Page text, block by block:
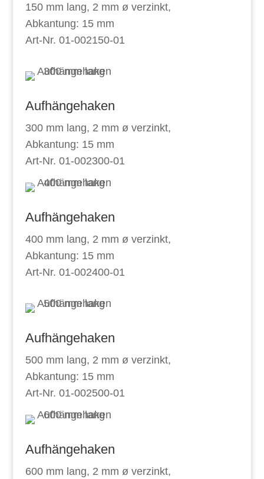
150 mm lang, 2 mm ø verzinkt,
Abkantung: 15 mm
Art-Nr. 01-002150-01
Aufhängehaken
300 mm lang, 2 mm ø verzinkt,
Abkantung: 15 mm
Art-Nr. 01-002300-01
Aufhängehaken
400 mm lang, 2 mm ø verzinkt,
Abkantung: 15 mm
Art-Nr. 01-002400-01
Aufhängehaken
500 mm lang, 2 mm ø verzinkt,
Abkantung: 15 mm
Art-Nr. 01-002500-01
Aufhängehaken
600 mm lang, 2 mm ø verzinkt,